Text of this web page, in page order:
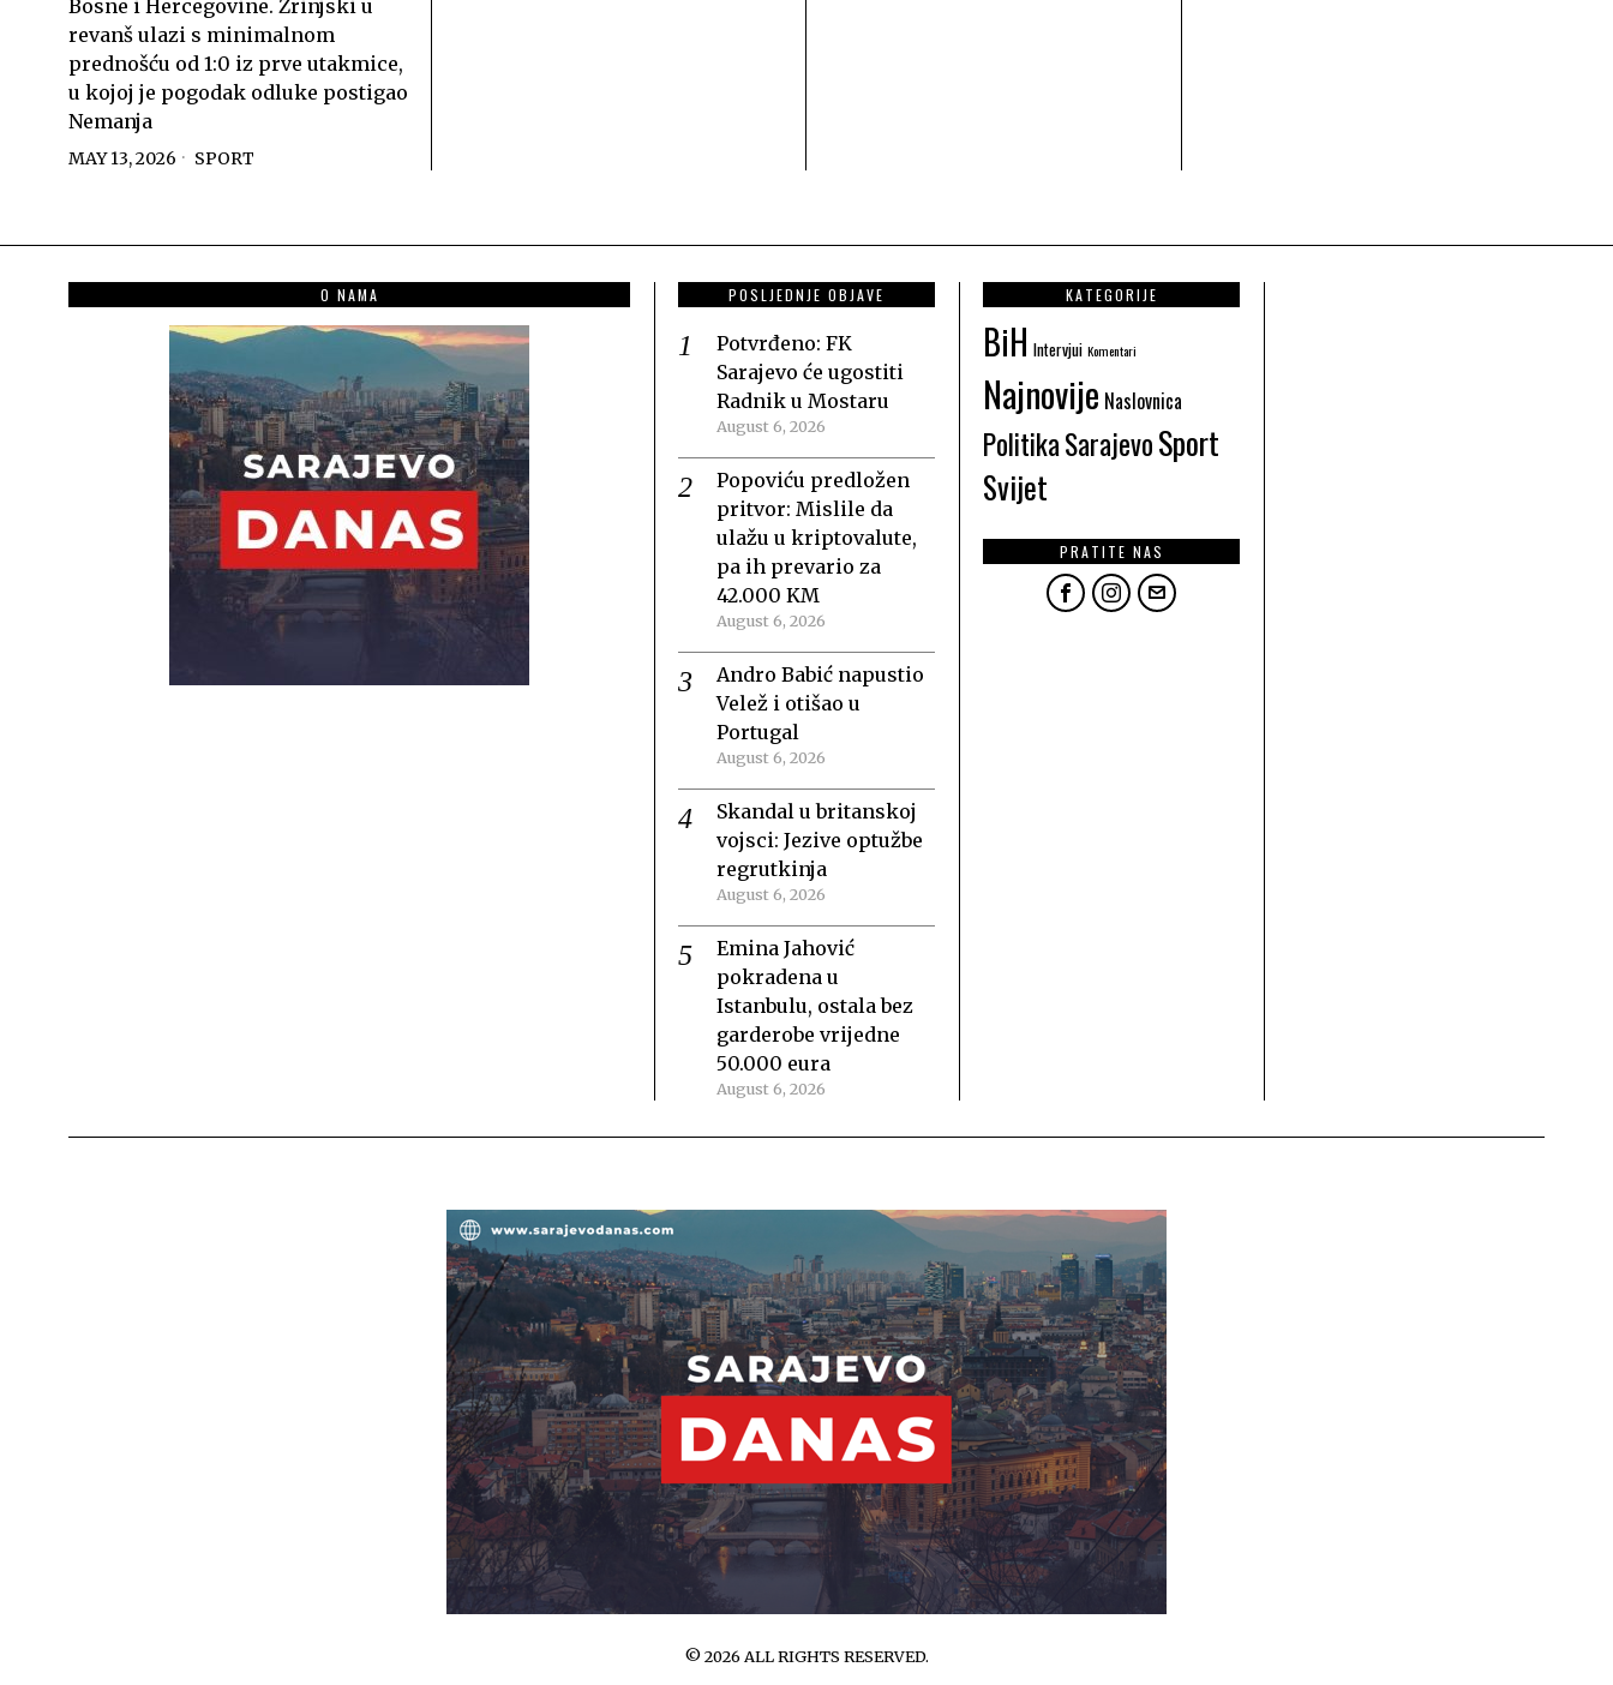
Bosne i Hercegovine. Zrinjski u
revanš ulazi s minimalnom
prednošću od 1:0 iz prve utakmice,
u kojoj je pogodak odluke postigao
Nemanja
MAY 13, 2026 SPORT
O NAMA POSLJEDNJE OBJAVE
Potvrđeno: FK
Sarajevo će ugostiti
Radnik u Mostaru
August 6, 2026
Popoviću predložen
pritvor: Mislile da
ulažu u kriptovalute,
pa ih prevario za
42.000 KM
August 6, 2026
Andro Babić napustio
Velež i otišao u
Portugal
August 6, 2026
Skandal u britanskoj
vojsci: Jezive optužbe
regrutkinja
August 6, 2026
Emina Jahović
pokradena u
Istanbulu, ostala bez
garderobe vrijedne
50.000 eura
August 6, 2026
KATEGORIJE
BiH Intervjui Komentari
Najnovije Naslovnica
PolitikaSarajevoSport
Svijet
PRATITE NAS
©2026 ALL RIGHTS RESERVED.